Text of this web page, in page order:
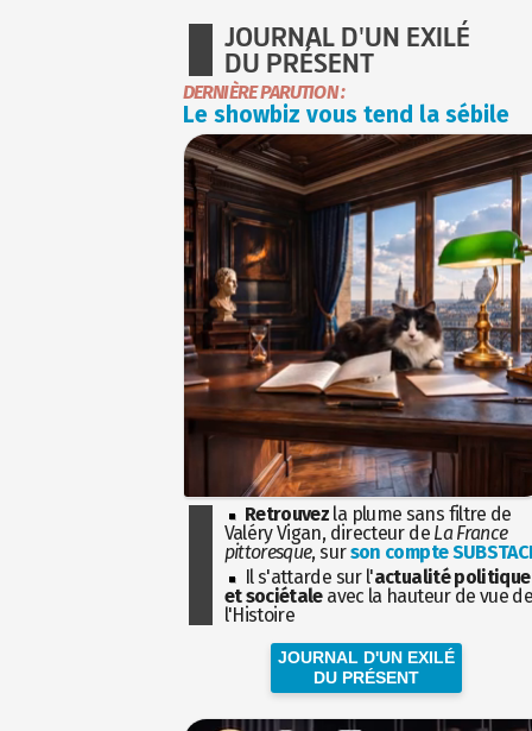
JOURNAL D'UN EXILÉ
DU PRÉSENT
DERNIÈRE PARUTION :
Le showbiz vous tend la sébile
Retrouvez la plume sans filtre de
Valéry Vigan, directeur de La France
pittoresque, surson compte
Il s'attarde sur l'actualité politique
et sociétaleavec la hauteur de vue
l'Histoire
JOURNAL D'UN EXILÉ
DU PRÉSENT